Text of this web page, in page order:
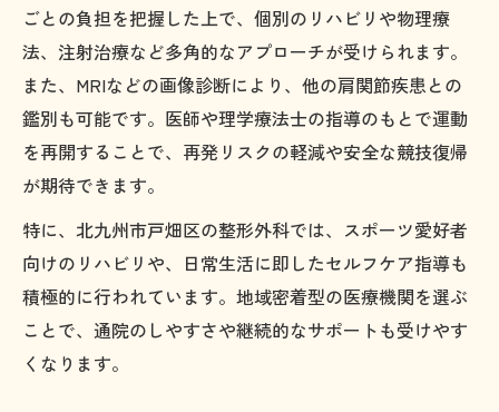
ごとの負担を把握した上で、個別のリハビリや物理療
法、注射治療など多角的なアプローチが受けられます。
また、MRIなどの画像診断により、他の肩関節疾患との
鑑別も可能です。医師や理学療法士の指導のもとで運動
を再開することで、再発リスクの軽減や安全な競技復帰
が期待できます。
特に、北九州市戸畑区の整形外科では、スポーツ愛好者
向けのリハビリや、日常生活に即したセルフケア指導も
積極的に行われています。地域密着型の医療機関を選ぶ
ことで、通院のしやすさや継続的なサポートも受けやす
くなります。